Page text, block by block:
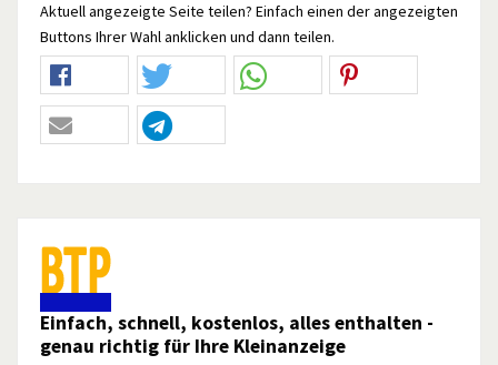
Aktuell angezeigte Seite teilen? Einfach einen der angezeigten
Buttons Ihrer Wahl anklicken und dann teilen.
Einfach, schnell, kostenlos, alles enthalten -
genau richtig für Ihre Kleinanzeige